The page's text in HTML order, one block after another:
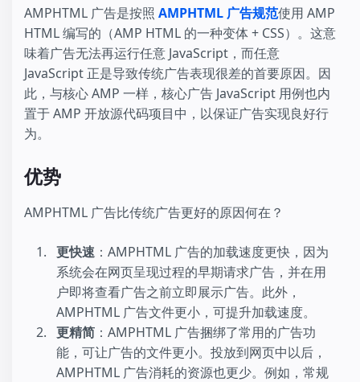
AMPHTML 广告是按照 AMPHTML 广告规范使用 AMP
HTML 编写的（AMP HTML 的一种变体 + CSS）。这意
味着广告无法再运行任意 JavaScript，而任意
JavaScript 正是导致传统广告表现很差的首要原因。因
此，与核心 AMP 一样，核心广告 JavaScript 用例也内
置于 AMP 开放源代码项目中，以保证广告实现良好行
为。
优势
AMPHTML 广告比传统广告更好的原因何在？
更快速 ：AMPHTML 广告的加载速度更快，因为
系统会在网页呈现过程的早期请求广告，并在用
户即将查看广告之前立即展示广告。此外，
AMPHTML 广告文件更小，可提升加载速度。
更精简 ：AMPHTML 广告捆绑了常用的广告功
能，可让广告的文件更小。投放到网页中以后，
AMPHTML 广告消耗的资源也更少。例如，常规